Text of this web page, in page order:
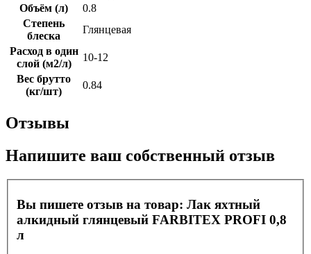
Объём (л)
0.8
Степень
блеска
Глянцевая
Расход в один
слой (м2/л)
10-12
Вес брутто
(кг/шт)
0.84
Отзывы
Напишите ваш собственный отзыв
Вы пишете отзыв на товар: Лак яхтный
алкидный глянцевый FARBITEX PROFI 0,8
л